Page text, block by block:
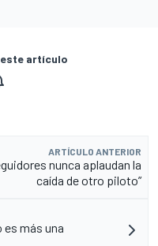
artículo
ARTÍCULO ANTERIOR
nunca aplaudan la
caída de otro piloto”
es más una